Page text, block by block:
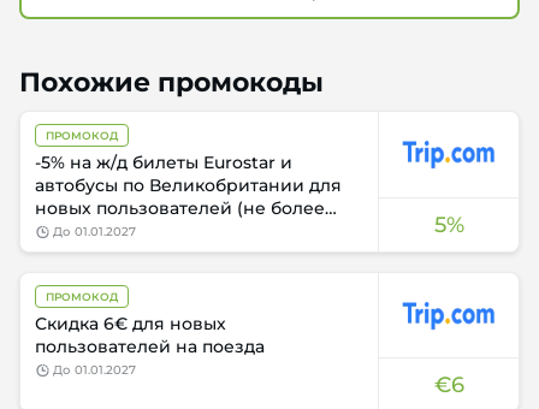
Похожие промокоды
5%
ПРОМОКОД
-5% на ж/д билеты Eurostar и
автобусы по Великобритании для
новых пользователей (не более
€20)
до 01.01.2027
€6
ПРОМОКОД
Скидка 6€ для новых
пользователей на поезда
до 01.01.2027